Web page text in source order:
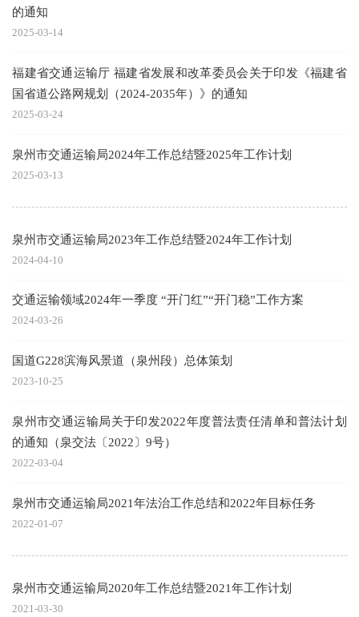
的通知
2025-03-14
福建省交通运输厅 福建省发展和改革委员会关于印发《福建省
国省道公路网规划（2024-2035年）》的通知
2025-03-24
泉州市交通运输局2024年工作总结暨2025年工作计划
2025-03-13
泉州市交通运输局2023年工作总结暨2024年工作计划
2024-04-10
交通运输领域2024年一季度 “开门红”“开门稳”工作方案
2024-03-26
国道G228滨海风景道（泉州段）总体策划
2023-10-25
泉州市交通运输局关于印发2022年度普法责任清单和普法计划
的通知（泉交法〔2022〕9号）
2022-03-04
泉州市交通运输局2021年法治工作总结和2022年目标任务
2022-01-07
泉州市交通运输局2020年工作总结暨2021年工作计划
2021-03-30